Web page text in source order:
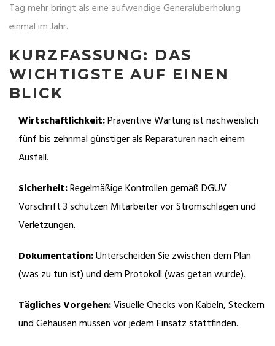
Tag mehr bringt als eine aufwendige Generalüberholung
einmal im Jahr.
KURZFASSUNG: DAS
WICHTIGSTE AUF EINEN
BLICK
Wirtschaftlichkeit:Präventive Wartung ist nachweislich
fünf bis zehnmal günstiger als Reparaturen nach einem
Ausfall.
Sicherheit:Regelmäßige Kontrollen gemäß DGUV
Vorschrift 3 schützen Mitarbeiter vor Stromschlägen und
Verletzungen.
Dokumentation:Unterscheiden Sie zwischen dem Plan
(was zu tun ist) und dem Protokoll (was getan wurde).
Tägliches Vorgehen:Visuelle Checks von Kabeln, Steckern
und Gehäusen müssen vor jedem Einsatz stattfinden.